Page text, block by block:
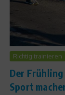
Richtig trainieren
Der
Sport